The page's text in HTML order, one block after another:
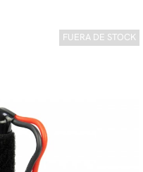
FUERA DE STOCK